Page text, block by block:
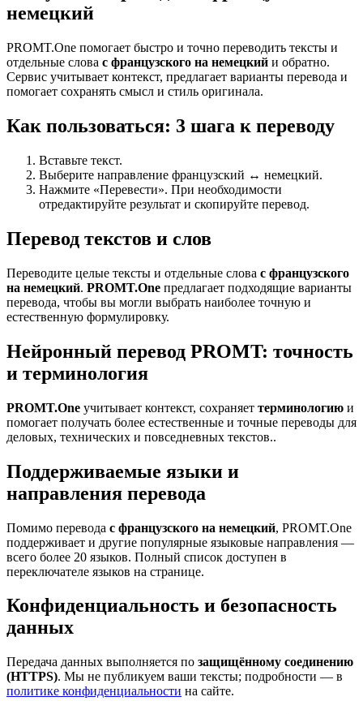
немецкий
PROMT.One помогает быстро и точно переводить тексты и
отдельные слова с французского на немецкий и обратно.
Сервис учитывает контекст, предлагает варианты перевода и
помогает сохранять смысл и стиль оригинала.
Как пользоваться: 3 шага к переводу
Вставьте текст.
Выберите направление французский ↔ немецкий.
Нажмите «Перевести». При необходимости
отредактируйте результат и скопируйте перевод.
Перевод текстов и слов
Переводите целые тексты и отдельные слова с французского
на немецкий. PROMT.One предлагает подходящие варианты
перевода, чтобы вы могли выбрать наиболее точную и
естественную формулировку.
Нейронный перевод PROMT: точность
и терминология
PROMT.One учитывает контекст, сохраняет терминологию и
помогает получать более естественные и точные переводы для
деловых, технических и повседневных текстов..
Поддерживаемые языки и
направления перевода
Помимо перевода с французского на немецкий, PROMT.One
поддерживает и другие популярные языковые направления —
всего более 20 языков. Полный список доступен в
переключателе языков на странице.
Конфиденциальность и безопасность
данных
Передача данных выполняется по защищённому соединению
(HTTPS). Мы не публикуем ваши тексты; подробности — в
политике конфиденциальности на сайте.